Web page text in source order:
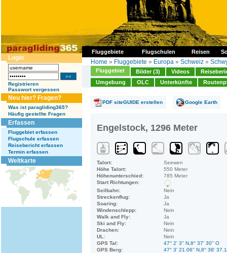
Fluggebiete Flugschulen Reisen
Login
Registrieren
Passwort vergessen
Neu hier? Fragen?
Was ist paragliding365?
Häufig gestellte Fragen
Erfassen
Fluggebiet erfassen
Flugschule erfassen
Reisebericht erfassen
Termin erfassen
Weltkarte
Home » Fluggebiete » Europa » Schweiz »
Fluggebiet Bilder (3) Videos
Umgebung
OLC Unterkünfte
PDF siteGUIDE erstellen Google Earth
Engelstock, 1296 Meter
Talort:
Seewen
Höhe Talort:
550 Meter
Höhenunterschied:
785 Meter
Start Richtungen:
Seilbahn:
Nein
Streckenflug:
Ja
Soaring:
Ja
Windenschlepp:
Nein
Walk and Fly:
Ja
Ski and Fly:
Nein
Drachen:
Nein
UL:
Nein
GPS Tal:
47° 2' 3'' N,8° 37' 30'' O
GPS Berg:
47° 3' 21.06'' N,8° 38'